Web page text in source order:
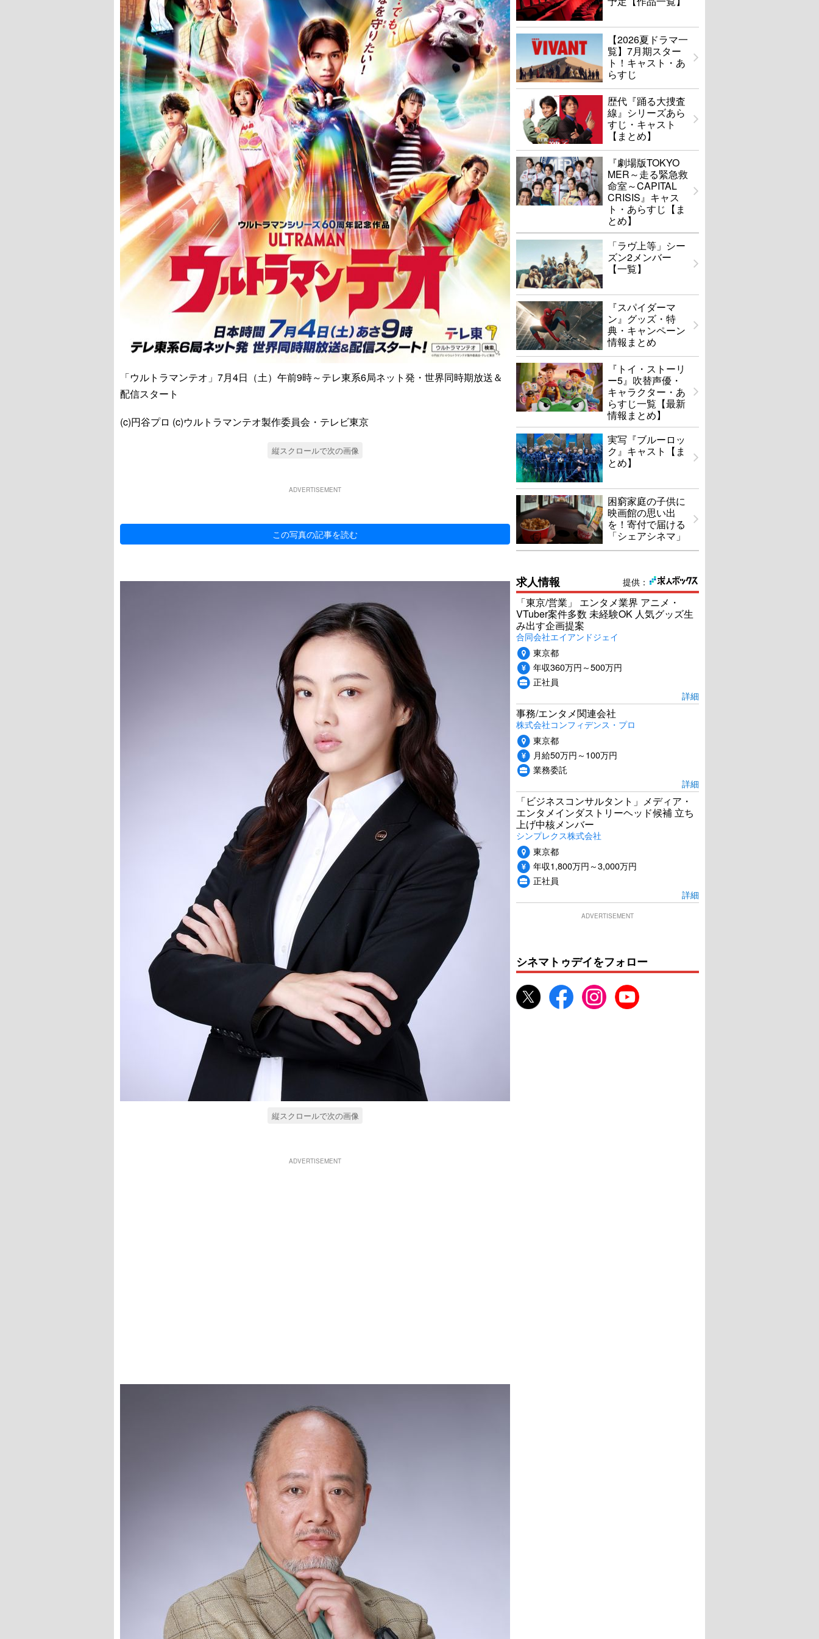
「ウルトラマンテオ」7月4日（土）午前9時～テレ東系6局ネット発・世界同時期放送＆
配信スタート
(c)円谷プロ (c)ウルトラマンテオ製作委員会・テレビ東京
縦スクロールで次の画像
ADVERTISEMENT
この写真の記事を読む
縦スクロールで次の画像
ADVERTISEMENT
【2026夏ドラマ一
覧】7月期スター
ト！キャスト・あ
らすじ
歴代『踊る大捜査
線』シリーズあら
すじ・キャスト
【まとめ】
『劇場版TOKYO
MER～走る緊急救
命室～CAPITAL
CRISIS』キャス
ト・あらすじ【ま
とめ】
「ラヴ上等」シー
ズン2メンバー
【一覧】
『スパイダーマ
ン』グッズ・特
典・キャンペーン
情報まとめ
『トイ・ストーリ
ー5』吹替声優・
キャラクター・あ
らすじ一覧【最新
情報まとめ】
実写『ブルーロッ
ク』キャスト【ま
とめ】
困窮家庭の子供に
映画館の思い出
を！寄付で届ける
「シェアシネマ」
提供：
求人情報
「東京/営業」 エンタメ業界 アニメ・
VTuber案件多数 未経験OK 人気グッズ生
み出す企画提案
合同会社エイアンドジェイ
東京都
年収360万円～500万円
正社員
詳細
事務/エンタメ関連会社
株式会社コンフィデンス・プロ
東京都
月給50万円～100万円
業務委託
詳細
「ビジネスコンサルタント」メディア・
エンタメインダストリーヘッド候補 立ち
上げ中核メンバー
シンプレクス株式会社
東京都
年収1,800万円～3,000万円
正社員
詳細
ADVERTISEMENT
シネマトゥデイをフォロー